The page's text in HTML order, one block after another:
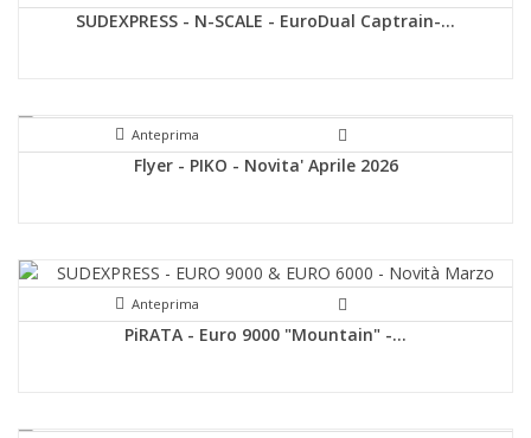
SUDEXPRESS - N-SCALE - EuroDual Captrain-...
Anteprima
Flyer - PIKO - Novita' Aprile 2026
Anteprima
PiRATA - Euro 9000 "Mountain" -...